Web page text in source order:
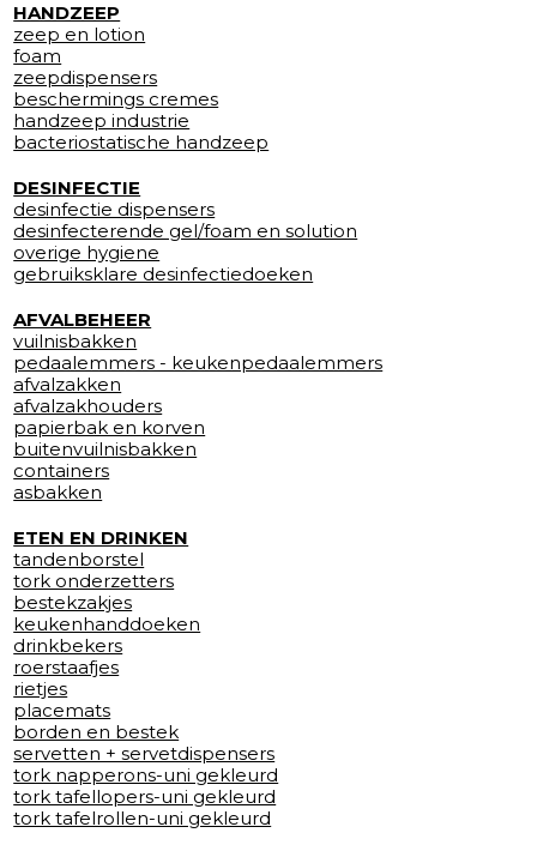
HANDZEEP
zeep en lotion
foam
zeepdispensers
beschermings cremes
handzeep industrie
bacteriostatische handzeep
DESINFECTIE
desinfectie dispensers
desinfecterende gel/foam en solution
overige hygiene
gebruiksklare desinfectiedoeken
AFVALBEHEER
vuilnisbakken
pedaalemmers - keukenpedaalemmers
afvalzakken
afvalzakhouders
papierbak en korven
buitenvuilnisbakken
containers
asbakken
ETEN EN DRINKEN
tandenborstel
tork onderzetters
bestekzakjes
keukenhanddoeken
drinkbekers
roerstaafjes
rietjes
placemats
borden en bestek
servetten + servetdispensers
tork napperons-uni gekleurd
tork tafellopers-uni gekleurd
tork tafelrollen-uni gekleurd